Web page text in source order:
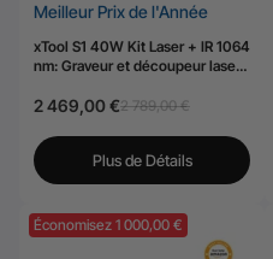
Meilleur Prix de l'Année
xTool S1 40W Kit Laser + IR 1064
nm: Graveur et découpeur laser
2 469,00 €2 789,00 €
Plus de Détails
Économisez 1 000,00 €